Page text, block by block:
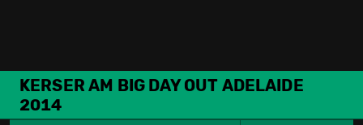
KERSER AM BIG DAY OUT ADELAIDE
2014